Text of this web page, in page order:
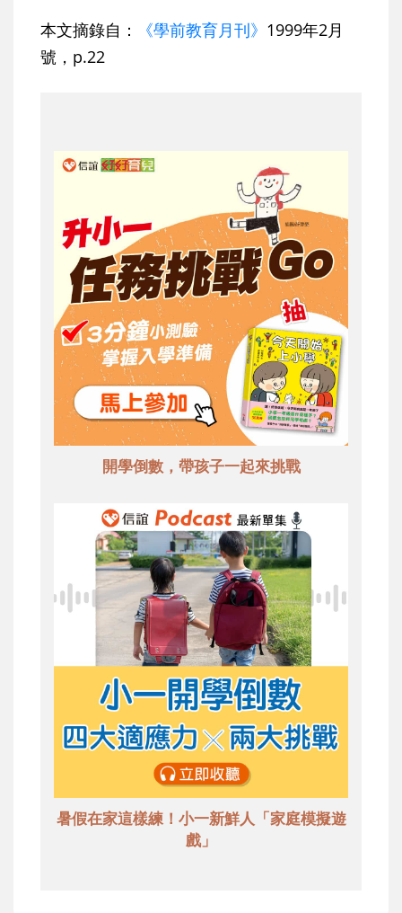
本文摘錄自： 《學前教育月刊》 1999年2月
號，p.22
開學倒數，帶孩子一起來挑戰
暑假在家這樣練！小一新鮮人「家庭模擬遊
戲」